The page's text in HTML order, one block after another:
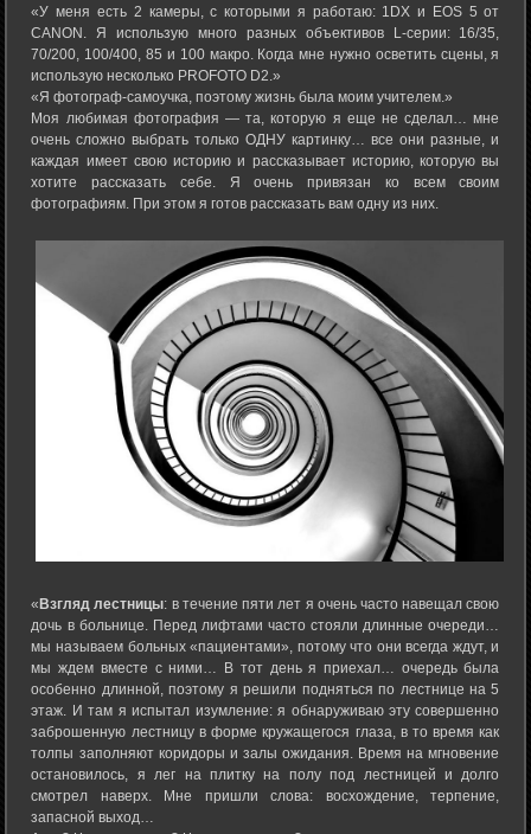
«У меня есть 2 камеры, с которыми я работаю: 1DX и EOS 5 от
CANON. Я использую много разных объективов L-серии: 16/35,
70/200, 100/400, 85 и 100 макро. Когда мне нужно осветить сцены, я
использую несколько PROFOTO D2.»
«Я фотограф-самоучка, поэтому жизнь была моим учителем.»
Моя любимая фотография — та, которую я еще не сделал… мне
очень сложно выбрать только ОДНУ картинку… все они разные, и
каждая имеет свою историю и рассказывает историю, которую вы
хотите рассказать себе. Я очень привязан ко всем своим
фотографиям. При этом я готов рассказать вам одну из них.
«Взгляд лестницы: в течение пяти лет я очень часто навещал свою
дочь в больнице. Перед лифтами часто стояли длинные очереди…
мы называем больных «пациентами», потому что они всегда ждут, и
мы ждем вместе с ними… В тот день я приехал… очередь была
особенно длинной, поэтому я решили подняться по лестнице на 5
этаж. И там я испытал изумление: я обнаруживаю эту совершенно
заброшенную лестницу в форме кружащегося глаза, в то время как
толпы заполняют коридоры и залы ожидания. Время на мгновение
остановилось, я лег на плитку на полу под лестницей и долго
смотрел наверх. Мне пришли слова: восхождение, терпение,
запасной выход…